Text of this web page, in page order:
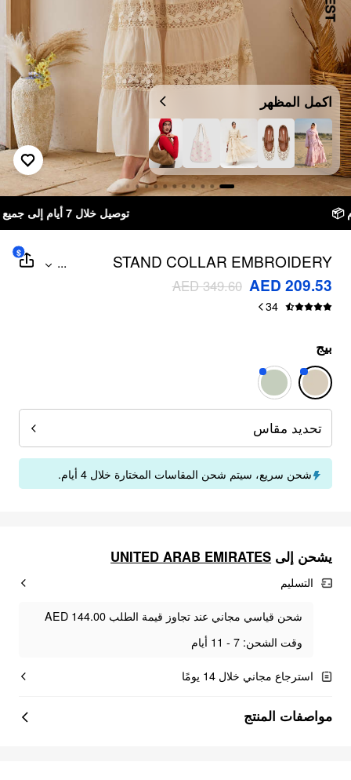
اكمل المظهر
STAND COLLAR EMBROIDERY
HOLLOW OUT TIE BACK KNOTTED
LANTERN SLEEVE MAXI DRESS
...
AED 209.53
AED 349.60
34
$
بيج
تحديد مقاس
شحن سريع، سيتم شحن المقاسات المختارة خلال 4 أيام.
يشحن إلى UNITED ARAB EMIRATES
التسليم
شحن قياسي مجاني عند تجاوز قيمة الطلب AED 144.00
وقت الشحن: 7 - 11 أيام
استرجاع مجاني خلال 14 يومًا
مواصفات المنتج